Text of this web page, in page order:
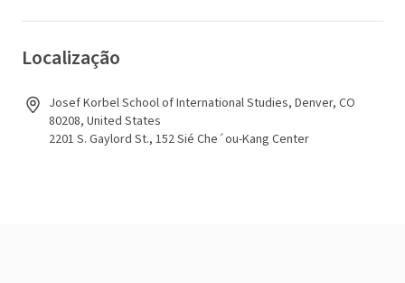
Localização
Josef Korbel School of International Studies, Denver, CO
80208, United States
2201 S. Gaylord St., 152 Sié Che´ou-Kang Center